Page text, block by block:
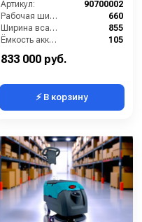
Артикул:
90700002
Рабочая ширина щеток (мм):
660
Ширина всасывающей балки (мм):
855
Ёмкость аккумуляторов (Ач):
105
833 000 руб.
⚡ В корзину